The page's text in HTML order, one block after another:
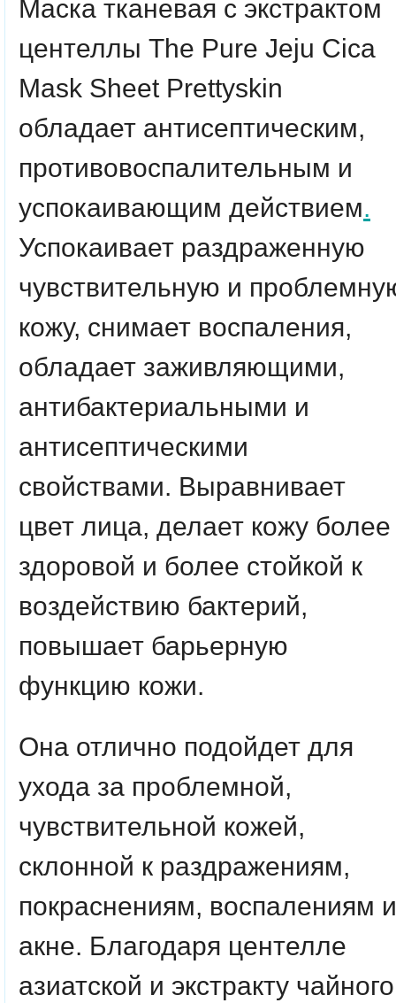
Маска тканевая с экстрактом
центеллы The Pure Jeju Cica
Mask Sheet Prettyskin
обладает антисептическим,
противовоспалительным и
успокаивающим действием.
Успокаивает раздраженную
чувствительную и
кожу, снимает воспаления,
обладает заживляющими,
антибактериальными и
антисептическими
свойствами. Выравнивает
цвет лица, делает кожу более
здоровой и более стойкой к
воздействию бактерий,
повышает барьерную
функцию кожи.
Она отлично подойдет для
ухода за проблемной,
чувствительной кожей,
склонной к раздражениям,
покраснениям, воспалениям и
акне. Благодаря центелле
азиатской и экстракту чайного